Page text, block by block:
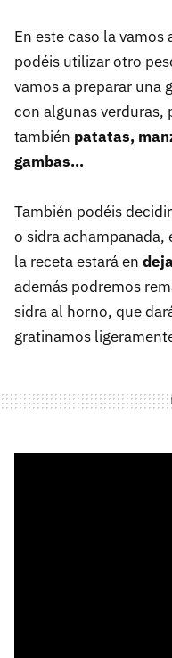
En este caso la
podéis utilizar otro
vamos a preparar una
con algunas verduras,
también patatas,
gambas…
También podéis
o sidra achampanada,
la receta estará en
además podremos
sidra al horno, que
gratinamos